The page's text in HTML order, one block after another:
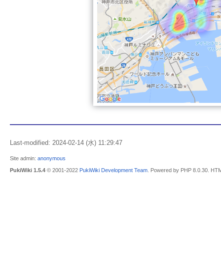
Last-modified: 2024-02-14 (水) 11:29:47
Site admin: anonymous
PukiWiki 1.5.4 © 2001-2022 PukiWiki Development Team . Powered by PHP 8.0.30.